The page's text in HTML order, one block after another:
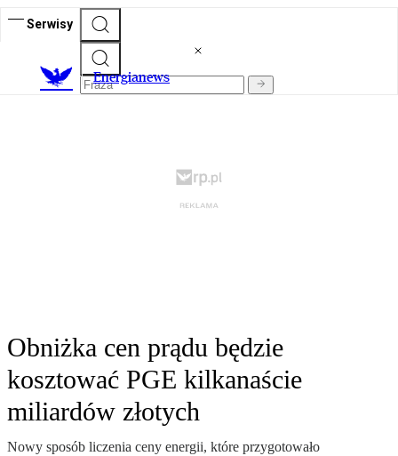
Serwisy
Energianews
Obniżka cen prądu będzie
kosztować PGE kilkanaście
miliardów złotych
Nowy sposób liczenia ceny energii, które przygotowało